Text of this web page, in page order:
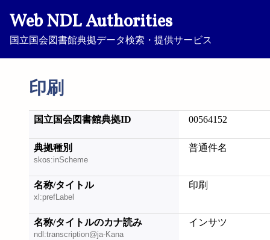
Web NDL Authorities
国立国会図書館典拠データ検索・提供サービス
印刷
国立国会図書館典拠ID 00564152
典拠種別
skos:inScheme
普通件名
名称/タイトル
xl:prefLabel
印刷
名称/タイトルのカナ読み
ndl:transcription@ja-Kana
インサツ